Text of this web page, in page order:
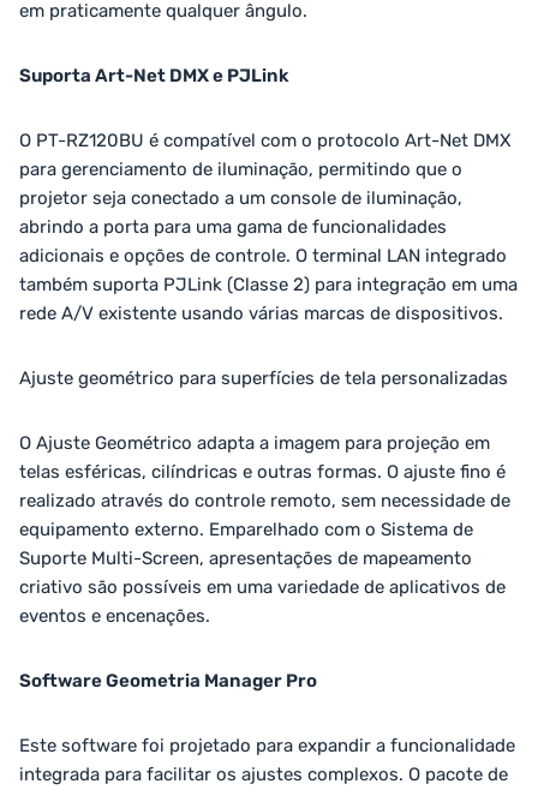
em praticamente qualquer ângulo.
Suporta Art-Net DMX e PJLink
O PT-RZ120BU é compatível com o protocolo Art-Net DMX
para gerenciamento de iluminação, permitindo que o
projetor seja conectado a um console de iluminação,
abrindo a porta para uma gama de funcionalidades
adicionais e opções de controle. O terminal LAN integrado
também suporta PJLink (Classe 2) para integração em uma
rede A/V existente usando várias marcas de dispositivos.
Ajuste geométrico para superfícies de tela personalizadas
O Ajuste Geométrico adapta a imagem para projeção em
telas esféricas, cilíndricas e outras formas. O ajuste fino é
realizado através do controle remoto, sem necessidade de
equipamento externo. Emparelhado com o Sistema de
Suporte Multi-Screen, apresentações de mapeamento
criativo são possíveis em uma variedade de aplicativos de
eventos e encenações.
Software Geometria Manager Pro
Este software foi projetado para expandir a funcionalidade
integrada para facilitar os ajustes complexos. O pacote de